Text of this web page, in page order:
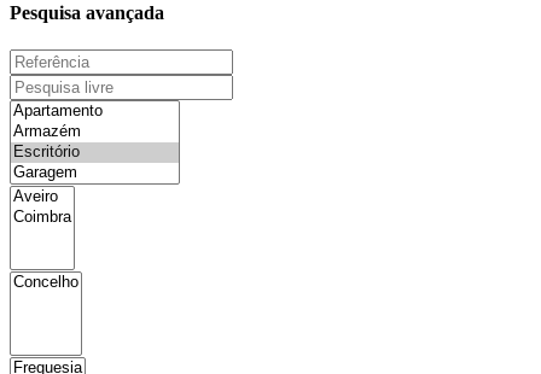
Pesquisa avançada